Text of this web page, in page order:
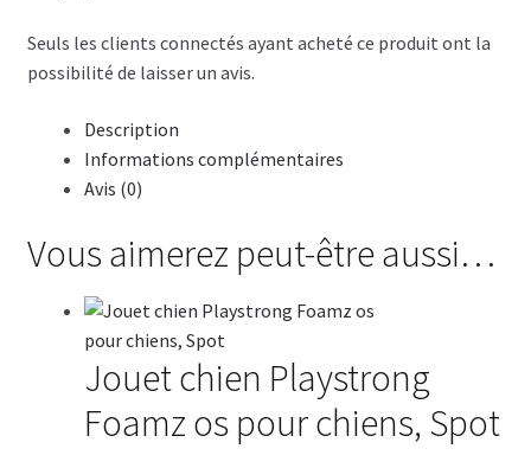
Seuls les clients connectés ayant acheté ce produit ont la
possibilité de laisser un avis.
Description
Informations complémentaires
Avis (0)
Vous aimerez peut-être aussi…
Jouet chien Playstrong
Foamz os pour chiens, Spot